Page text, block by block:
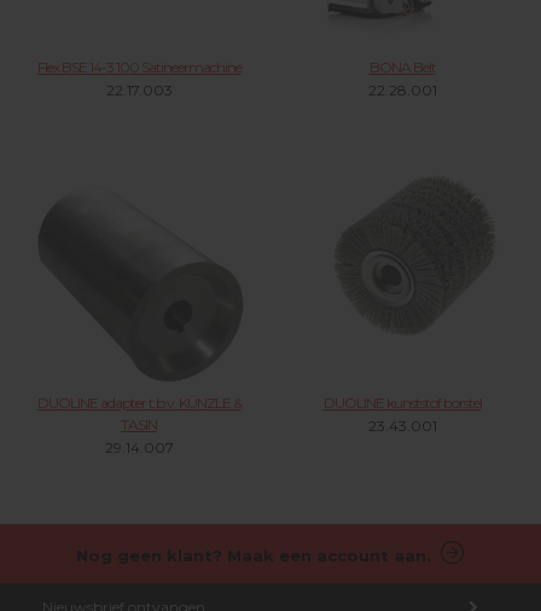
Flex BSE 14-3 100 Satineermachine
22.17.003
BONA Belt
22.28.001
DUOLINE adapter t.b.v. KÜNZLE &
TASIN
29.14.007
DUOLINE kunststof borstel
23.43.001
Nog geen klant? Maak een account aan.
Nieuwsbrief ontvangen